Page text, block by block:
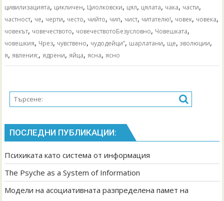
цивилизацията, цикличен, Циолковски, цял, цялата, чака, части,
частност, че, черти, често, чийто, чип, чист, читателю!, човек, човека,
човекът, човечеството, човечествотоБезусловно, Човешката,
човешкия, Чрез, чувствено, чудодейци”, шарлатани, ще,эволюции,
я, явления;, ядрени, яйца, ясна, ясно
ПОСЛЕДНИ ПУБЛИКАЦИИ:
Психиката като система от информация
The Psyche as a System of Information
Модели на асоциативната разпределена памет на